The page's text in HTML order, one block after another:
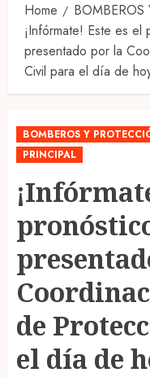
Home
¡Infórmate! Este es
presentado por la
Civil para el día de
BOMBEROS Y
PRINCIPAL
de
el día de